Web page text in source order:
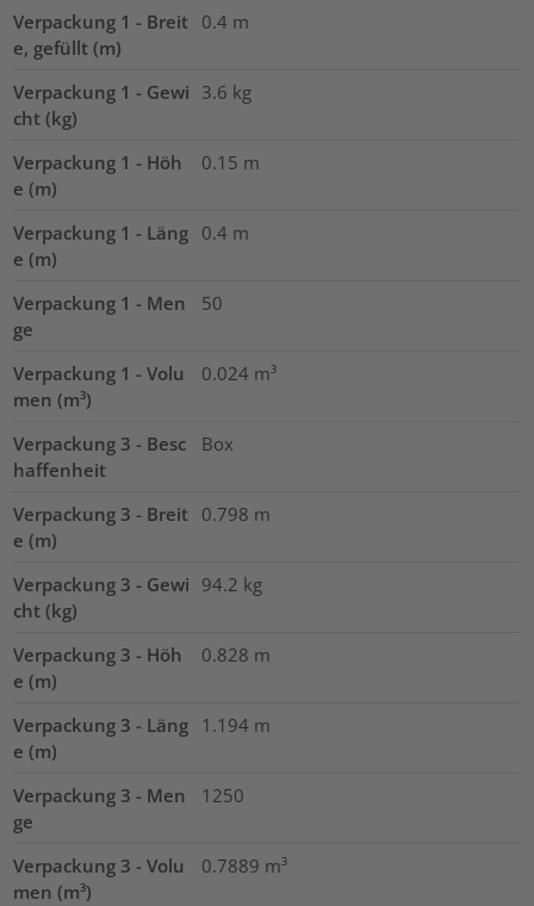
Verpackung 1 - Breit
e, gefüllt (m)
0.4 m
Verpackung 1 - Gewi
cht (kg)
3.6 kg
Verpackung 1 - Höh
e (m)
0.15 m
Verpackung 1 - Läng
e (m)
0.4 m
Verpackung 1 - Men
ge
50
Verpackung 1 - Volu
men (m³)
0.024 m³
Verpackung 3 - Besc
haffenheit
Box
Verpackung 3 - Breit
e (m)
0.798 m
Verpackung 3 - Gewi
cht (kg)
94.2 kg
Verpackung 3 - Höh
e (m)
0.828 m
Verpackung 3 - Läng
e (m)
1.194 m
Verpackung 3 - Men
ge
1250
Verpackung 3 - Volu
men (m³)
0.7889 m³